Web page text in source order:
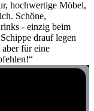
hochwertige Möbel,
Schöne,
- einzig beim
drauf legen
für eine